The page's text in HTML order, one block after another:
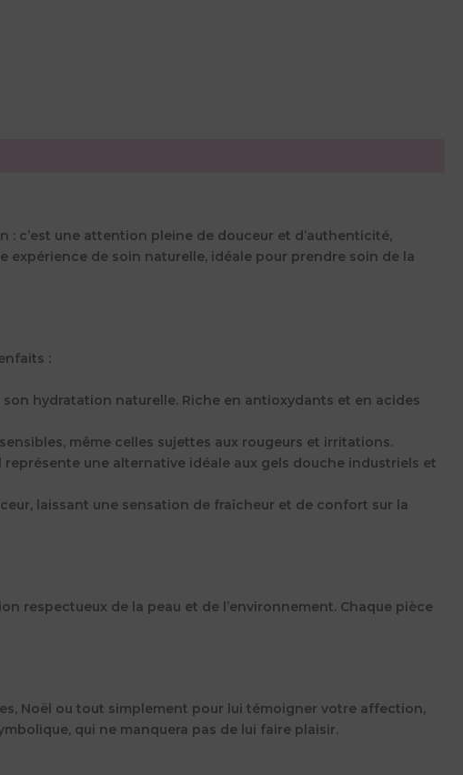
: c’est une attention pleine de douceur et d’authenticité,
expérience de soin naturelle, idéale pour prendre soin de la
:
hydratation naturelle. Riche en antioxydants et en acides
même celles sujettes aux rougeurs et irritations.
une alternative idéale aux gels douche industriels et
laissant une sensation de fraîcheur et de confort sur la
respectueux de la peau et de l’environnement. Chaque pièce
Noël ou tout simplement pour lui témoigner votre affection,
qui ne manquera pas de lui faire plaisir.